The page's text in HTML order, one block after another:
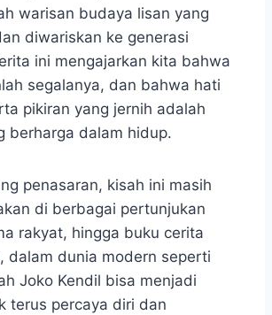
warisan budaya lisan yang
diwariskan ke generasi
ini mengajarkan kita bahwa
segalanya, dan bahwa hati
pikiran yang jernih adalah
berharga dalam hidup.
penasaran, kisah ini masih
di berbagai pertunjukan
rakyat, hingga buku cerita
dalam dunia modern seperti
Joko Kendil bisa menjadi
terus percaya diri dan